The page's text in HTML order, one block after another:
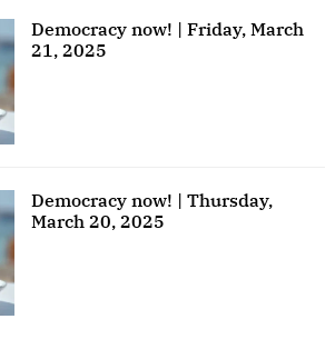
Democracy now! | Friday, March
21, 2025
Democracy now! | Thursday,
March 20, 2025